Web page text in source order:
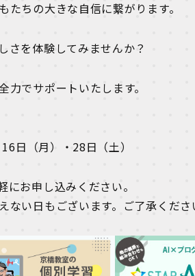
ちの大きな自信に繋がります。
さを体験してみませんか？
でサポートいたします。
日（月）・28日（土）
お申し込みください。
い日もございます。ご了承くださ